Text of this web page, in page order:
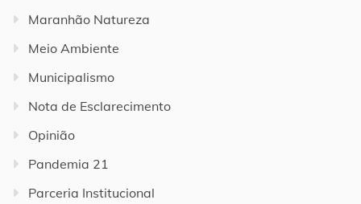
Maranhão Natureza
Meio Ambiente
Municipalismo
Nota de Esclarecimento
Opinião
Pandemia 21
Parceria Institucional